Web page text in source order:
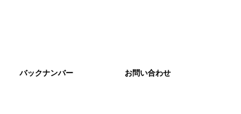
バックナンバー お問い合わせ